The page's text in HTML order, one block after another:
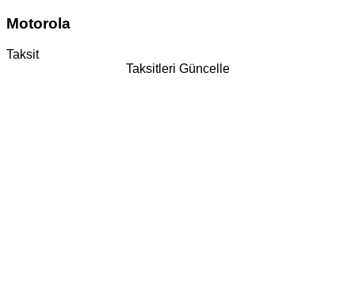
Motorola
Taksit
Taksitleri Güncelle